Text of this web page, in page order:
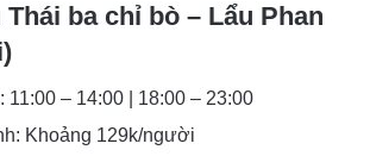
ba chỉ bò – Lẩu Phan
– 14:00 | 18:00 – 23:00
Khoảng 129k/người